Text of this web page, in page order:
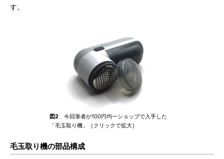
す。
図2 今回筆者が100円均一ショップで入手した
「毛玉取り機」［クリックで拡大］
毛玉取り機の部品構成